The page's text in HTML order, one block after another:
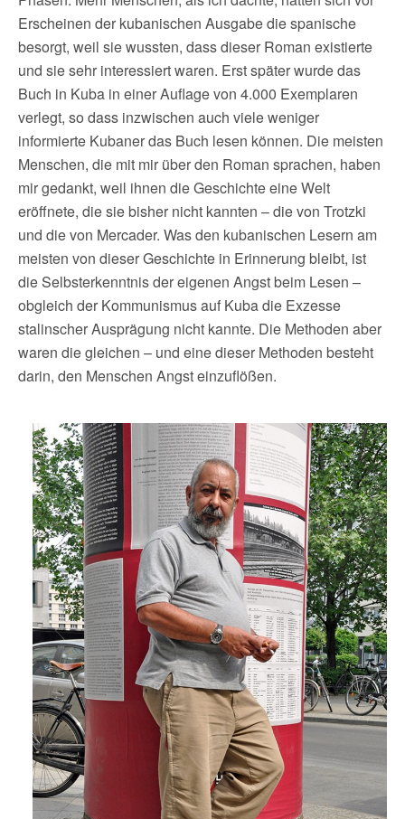
Erscheinen der kubanischen Ausgabe die spanische
besorgt, weil sie wussten, dass dieser Roman existierte
und sie sehr interessiert waren. Erst später wurde das
Buch in Kuba in einer Auflage von 4.000 Exemplaren
verlegt, so dass inzwischen auch viele weniger
informierte Kubaner das Buch lesen können. Die meisten
Menschen, die mit mir über den Roman sprachen, haben
mir gedankt, weil ihnen die Geschichte eine Welt
eröffnete, die sie bisher nicht kannten – die von Trotzki
und die von Mercader. Was den kubanischen Lesern am
meisten von dieser Geschichte in Erinnerung bleibt, ist
die Selbsterkenntnis der eigenen Angst beim Lesen –
obgleich der Kommunismus auf Kuba die Exzesse
stalinscher Ausprägung nicht kannte. Die Methoden aber
waren die gleichen – und eine dieser Methoden besteht
darin, den Menschen Angst einzuflößen.